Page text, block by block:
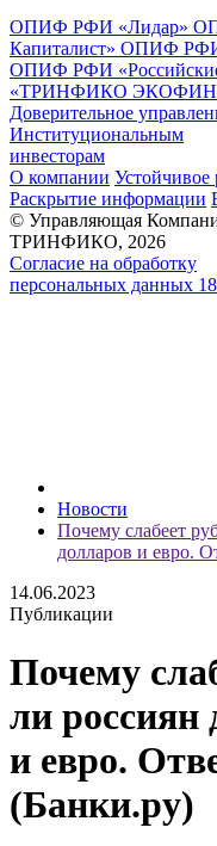
ОПИФ РФИ «Лидар»
Капиталист» ОПИФ РФИ
ОПИФ РФИ «Российские
«ТРИНФИКО
Доверительное
Институциональным
инвесторам
О компании Устойчивое
Раскрытие информации
© Управляющая
ТРИНФИКО, 2026
Согласие на обработку
персональных данных
Новости
Почему слабеет
долларов и евро.
14.06.2023
Публикации
Почему
ли россиян
и евро.
(Банки.ру)